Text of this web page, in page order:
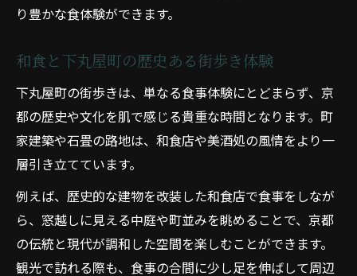
り豊かな食体験ができます。
和食と下丸屋町の歴史ある街歩き体験
下丸屋町の街歩きは、単なる食事体験にとどまらず、京
都の歴史や文化を肌で感じる貴重な時間となります。町
家建築や石畳の路地は、和食店や美酒処の風情をより一
層引き立てています。
例えば、歴史的な建物を改装した和食店で食事をしなが
ら、窓越しに見える中庭や町並みを眺めることで、京都
の伝統と現代が調和した空間を楽しむことができます。
観光で訪れる際も、食事の合間に少し足を伸ばして周辺